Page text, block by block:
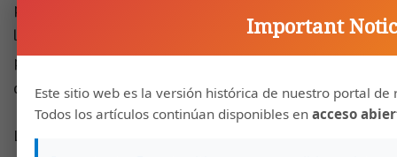
publicación parcial de los resultados en otras revistas,
la Revista Médica se reserva los derechos de no
publicar dicho trabajo. Y si el mismo ya fue publicado,
de eliminarlo de la edición.
Los autores se comprometen a seguir las normas éticas
Important
Este sitio web es la versión histórica de nuestro portal de
Todos los artículos continúan disponibles en acceso